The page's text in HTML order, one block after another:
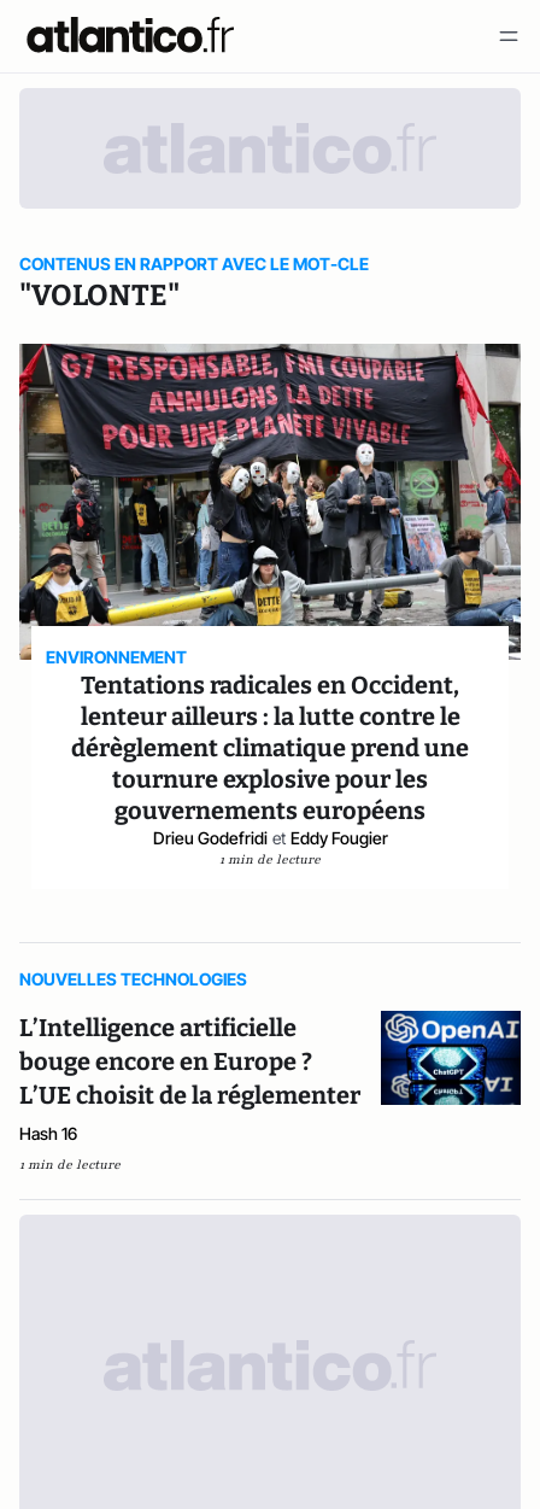
CONTENUS EN RAPPORT AVEC LE MOT-CLE
"VOLONTE"
ENVIRONNEMENT
Tentations radicales en Occident,
lenteur ailleurs : la lutte contre le
dérèglement climatique prend une
tournure explosive pour les
gouvernements européens
Drieu Godefridi et Eddy Fougier
1 min de lecture
NOUVELLES TECHNOLOGIES
L’Intelligence artificielle
bouge encore en Europe ?
L’UE choisit de la réglementer
Hash 16
1 min de lecture